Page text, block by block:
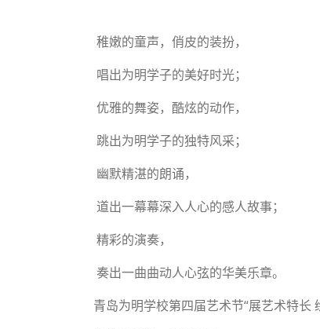
稚嫩的童声，俏皮的装扮，
唱出为明学子的美好时光；
优雅的舞姿，酷炫的动作，
跳出为明学子的独特风采；
幽默精湛的朗诵，
道出一幕幕深入人心的感人故事；
精彩的演奏，
奏出一曲曲动人心弦的华美乐章。
青岛为明学校第四届艺术节“展艺术特长